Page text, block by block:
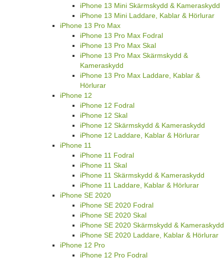
iPhone 13 Mini Skärmskydd & Kameraskydd
iPhone 13 Mini Laddare, Kablar & Hörlurar
iPhone 13 Pro Max
iPhone 13 Pro Max Fodral
iPhone 13 Pro Max Skal
iPhone 13 Pro Max Skärmskydd &
Kameraskydd
iPhone 13 Pro Max Laddare, Kablar &
Hörlurar
iPhone 12
iPhone 12 Fodral
iPhone 12 Skal
iPhone 12 Skärmskydd & Kameraskydd
iPhone 12 Laddare, Kablar & Hörlurar
iPhone 11
iPhone 11 Fodral
iPhone 11 Skal
iPhone 11 Skärmskydd & Kameraskydd
iPhone 11 Laddare, Kablar & Hörlurar
iPhone SE 2020
iPhone SE 2020 Fodral
iPhone SE 2020 Skal
iPhone SE 2020 Skärmskydd & Kameraskydd
iPhone SE 2020 Laddare, Kablar & Hörlurar
iPhone 12 Pro
iPhone 12 Pro Fodral